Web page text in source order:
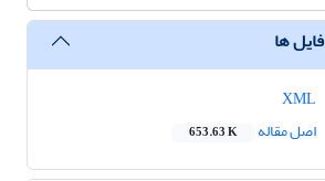
فایل ها
اصل مقاله
653.63 K